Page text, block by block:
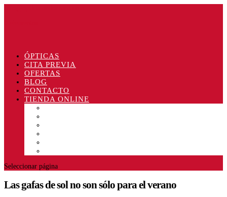
ÓPTICAS
CITA PREVIA
OFERTAS
BLOG
CONTACTO
TIENDA ONLINE
Seleccionar página
Las gafas de sol no son sólo para el verano